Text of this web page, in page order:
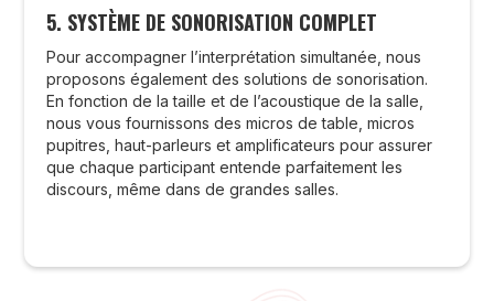
5. SYSTÈME DE SONORISATION COMPLET
Pour accompagner l’interprétation simultanée, nous
proposons également des solutions de sonorisation.
En fonction de la taille et de l’acoustique de la salle,
nous vous fournissons des micros de table, micros
pupitres, haut-parleurs et amplificateurs pour assurer
que chaque participant entende parfaitement les
discours, même dans de grandes salles.
TRANSPORT, INSTALLATION ET
ASSISTANCE TECHNIQUE
complet. Nous assurons non seulement la fourniture du